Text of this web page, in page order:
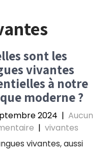
sont les
vivantes
à notre
moderne ?
2024 | Aucun
| vivantes
vivantes, aussi